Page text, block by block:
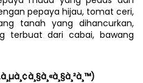
pepaya hijau, tomat ceri,
tanah yang dihancurkan,
terbuat dari cabai, bawang